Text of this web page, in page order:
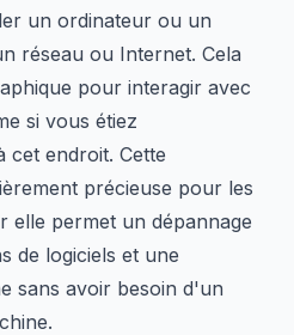
un ordinateur ou un
réseau ou Internet. Cela
pour interagir avec
si vous étiez
cet endroit. Cette
précieuse pour les
elle permet un dépannage
de logiciels et une
sans avoir besoin d'un